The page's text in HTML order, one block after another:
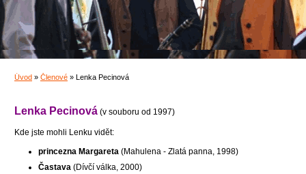
Úvod » Členové » Lenka Pecinová
Lenka Pecinová (v souboru od 1997)
Kde jste mohli Lenku vidět:
princezna Margareta (Mahulena - Zlatá panna, 1998)
Častava (Dívčí válka, 2000)